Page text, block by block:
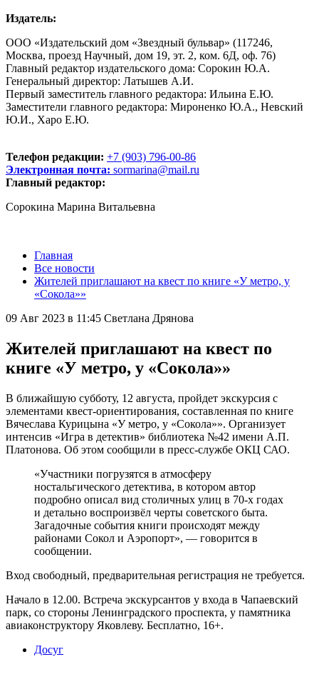
Издатель:
ООО «Издательский дом «Звездный бульвар» (117246,
Москва, проезд Научный, дом 19, эт. 2, ком. 6Д, оф. 76)
Главный редактор издательского дома: Сорокин Ю.А.
Генеральный директор: Латышев А.И.
Первый заместитель главного редактора: Ильина Е.Ю.
Заместители главного редактора: Мироненко Ю.А., Невский
Ю.И., Харо Е.Ю.
Телефон редакции: +7 (903) 796-00-86
Электронная почта: sormarina@mail.ru
Главный редактор:
Сорокина Марина Витальевна
Главная
Все новости
Жителей приглашают на квест по книге «У метро, у
«Сокола»»
09 Авг 2023 в 11:45 Светлана Дрянова
Жителей приглашают на квест по
книге «У метро, у «Сокола»»
В ближайшую субботу, 12 августа, пройдет экскурсия с
элементами квест-ориентирования, составленная по книге
Вячеслава Курицына «У метро, у «Сокола»». Организует
интенсив «Игра в детектив» библиотека №42 имени А.П.
Платонова. Об этом сообщили в пресс-службе ОКЦ САО.
«Участники погрузятся в атмосферу
ностальгического детектива, в котором автор
подробно описал вид столичных улиц в 70-х годах
и детально воспроизвёл черты советского быта.
Загадочные события книги происходят между
районами Сокол и Аэропорт», — говорится в
сообщении.
Вход свободный, предварительная регистрация не требуется.
Начало в 12.00. Встреча экскурсантов у входа в Чапаевский
парк, со стороны Ленинградского проспекта, у памятника
авиаконструктору Яковлеву. Бесплатно, 16+.
Досуг